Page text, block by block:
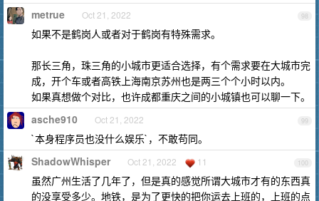
98
metrue Oct 21, 2022
如果不是鹤岗人或者对于鹤岗有特殊需求。
那长三角，珠三角的小城市更适合选择，有个需求要在大城市完
成，开个车或者高铁上海南京苏州也是两三个个小时以内。
如果真想做个对比，也许成都重庆之间的小城镇也可以聊一下。
99
asche910 Oct 21, 2022
`本身程序员也没什么娱乐`，不敢苟同。
100
ShadowWhisper Oct 21, 2022 11
虽然广州生活了几年了，但是真的感觉所谓大城市才有的东西真
的没享受多少。地铁，是为了更快的把你运去上班的，上班的点